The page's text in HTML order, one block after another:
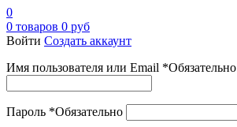
0
0 товаров 0 руб
Войти Создать аккаунт
Имя пользователя или Email *Обязательно
Пароль *Обязательно